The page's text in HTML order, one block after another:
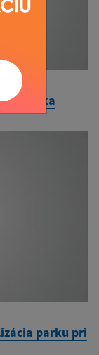
chodníka
parku pri